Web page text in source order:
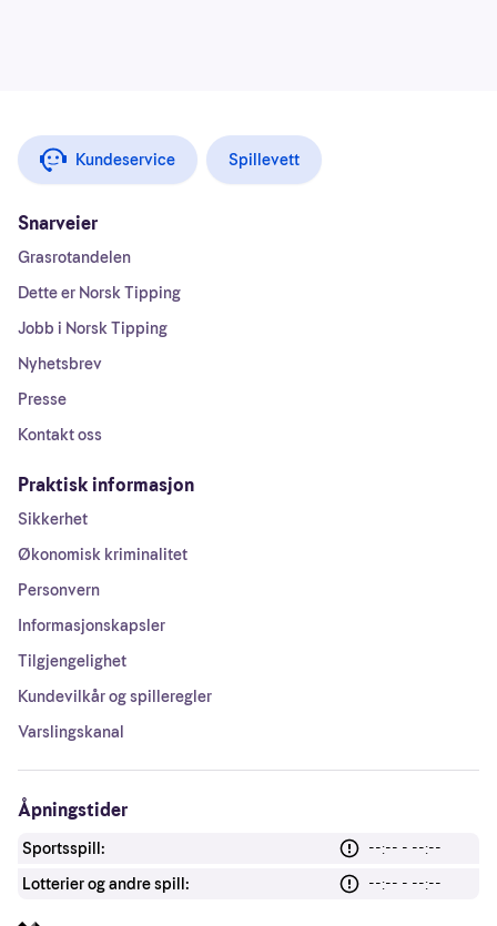
Kundeservice Spillevett
Snarveier
Grasrotandelen
Dette er Norsk Tipping
Jobb i Norsk Tipping
Nyhetsbrev
Presse
Kontakt oss
Praktisk informasjon
Sikkerhet
Økonomisk kriminalitet
Personvern
Informasjonskapsler
Tilgjengelighet
Kundevilkår og spilleregler
Varslingskanal
Åpningstider
Sportsspill:
--:-- - --:--
Lotterier og andre spill:
--:-- - --:--